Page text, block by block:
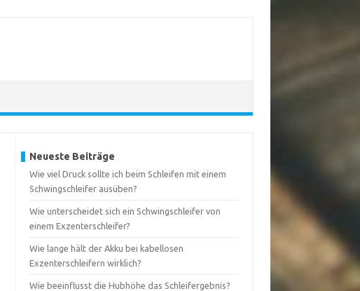
Neueste Beiträge
Wie viel Druck sollte ich beim Schleifen mit einem
Schwingschleifer ausüben?
Wie unterscheidet sich ein Schwingschleifer von
einem Exzenterschleifer?
Wie lange hält der Akku bei kabellosen
Exzenterschleifern wirklich?
Wie beeinflusst die Hubhöhe das Schleifergebnis?